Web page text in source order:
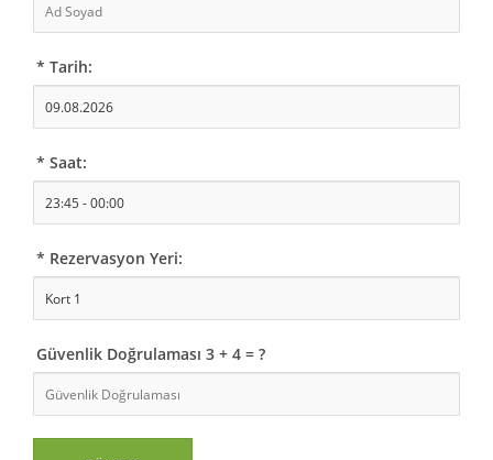
* Tarih:
* Saat:
* Rezervasyon Yeri:
Güvenlik Doğrulaması 3 + 4 = ?